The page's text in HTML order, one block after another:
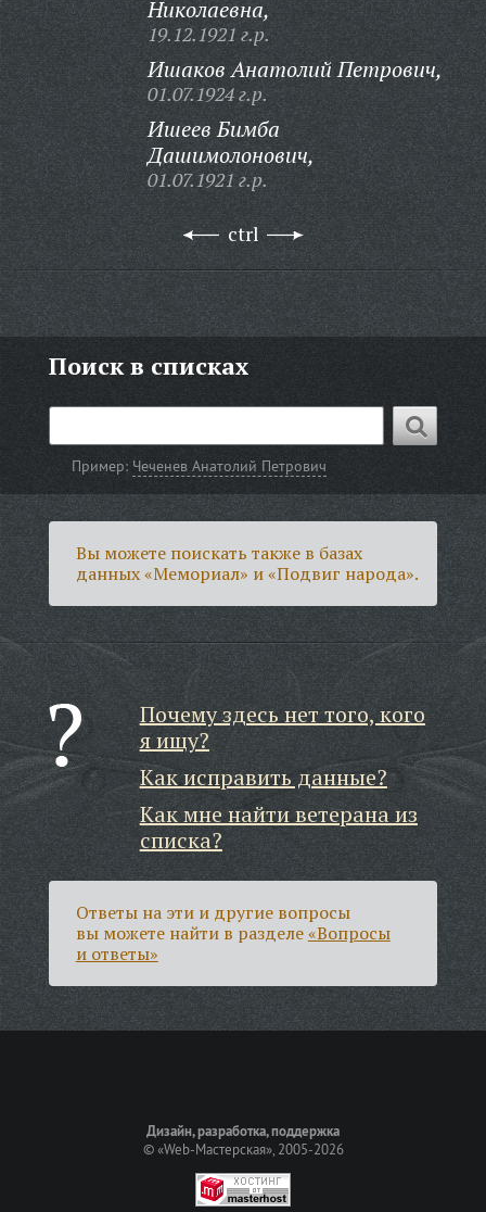
Николаевна,
19.12.1921 г.р.
Ишаков Анатолий Петрович,
01.07.1924 г.р.
Ишеев Бимба
Дашимолонович,
01.07.1921 г.р.
ctrl
Поиск в списках
Пример: Чеченев Анатолий Петрович
Вы можете поискать также в базах
данных «Мемориал» и «Подвиг народа».
Почему здесь нет того, кого
я ищу?
Как исправить данные?
Как мне найти ветерана из
списка?
Ответы на эти и другие вопросы
вы можете найти в разделе«Вопросы
и ответы»
Дизайн, разработка, поддержка
©«Web-Мастерская», 2005-2026